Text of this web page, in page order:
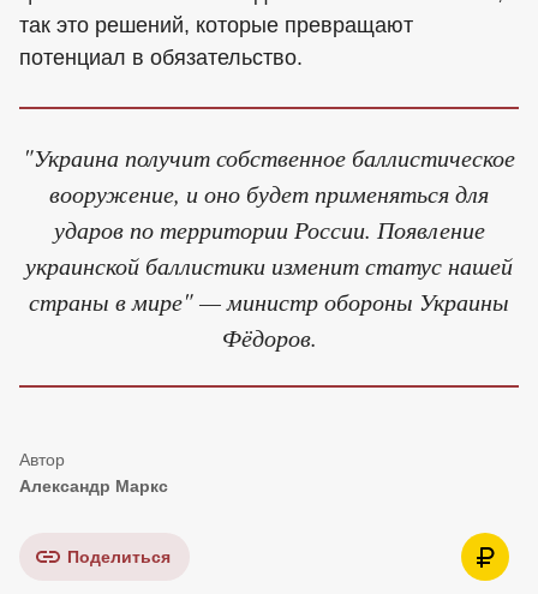
так это решений, которые превращают
потенциал в обязательство.
"Украина получит собственное баллистическое
вооружение, и оно будет применяться для
ударов по территории России. Появление
украинской баллистики изменит статус нашей
страны в мире" — министр обороны Украины
Фёдоров.
Александр Маркс
Поделиться